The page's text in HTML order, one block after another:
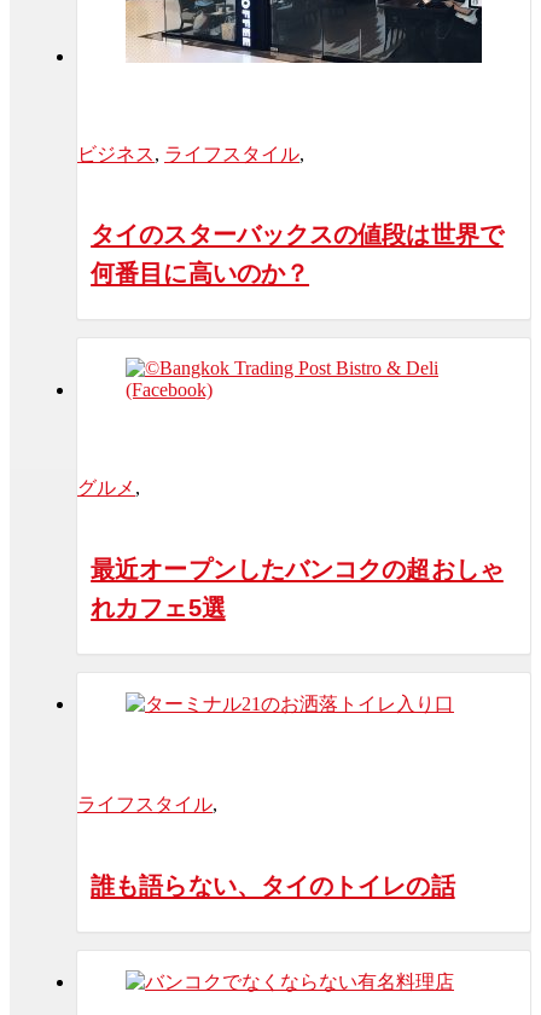
ビジネス, ライフスタイル,
タイのスターバックスの値段は世界で
何番目に高いのか？
グルメ ,
最近オープンしたバンコクの超おしゃ
れカフェ5選
ライフスタイル,
誰も語らない、タイのトイレの話